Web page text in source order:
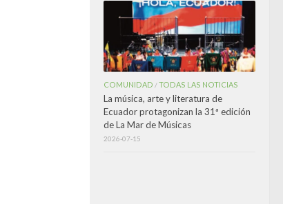
COMUNIDAD /TODAS LAS NOTICIAS
La música, arte y literatura de
Ecuador protagonizan la 31ª edición
de La Mar de Músicas
2026-07-15